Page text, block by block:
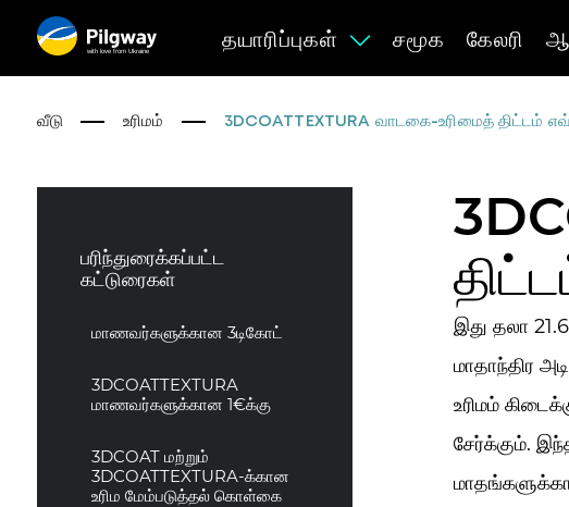
with love from Ukraine
தயாரிப்புகள் சமூக கேலரி
வீடு உரிமம் 3DCOATTEXTURA வாடகை-உரிமைத் திட்டம்
பரிந்துரைக்கப்பட்ட
கட்டுரைகள்
மாணவர்களுக்கான 3டிகோட்
3DCOATTEXTURA
மாணவர்களுக்கான 1€க்கு
3DCOAT மற்றும்
3DCOATTEXTURA-க்கான
உரிம மேம்படுத்தல் கொள்கை
இது தலா
மாதாந்திர
உரிமம்
சேர்க்கும்.